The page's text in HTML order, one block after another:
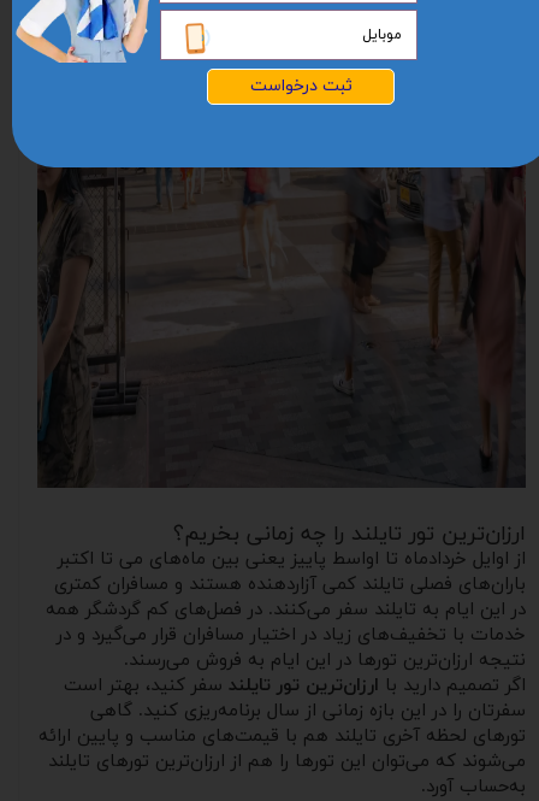
ارزان‌ترین تور تایلند را چه زمانی بخریم؟
از اوایل خردادماه تا اواسط پاییز یعنی بین ماه‌های می تا اکتبر
باران‌های فصلی تایلند کمی آزاردهنده هستند و مسافران کمتری
در این ایام به تایلند سفر می‌کنند. در فصل‌های کم گردشگر همه
خدمات با تخفیف‌های زیاد در اختیار مسافران قرار می‌گیرد و در
نتیجه ارزان‌ترین تورها در این ایام به فروش می‌رسند.
اگر تصمیم دارید با ارزان‌ترین تور تایلند سفر کنید، بهتر است
سفرتان را در این بازه زمانی از سال برنامه‌ریزی کنید. گاهی
تورهای لحظه آخری تایلند هم با قیمت‌های مناسب و پایین ارائه
می‌شوند که می‌توان این تورها را هم از ارزان‌ترین تورهای تایلند
به‌حساب آورد.
ثبت درخواست